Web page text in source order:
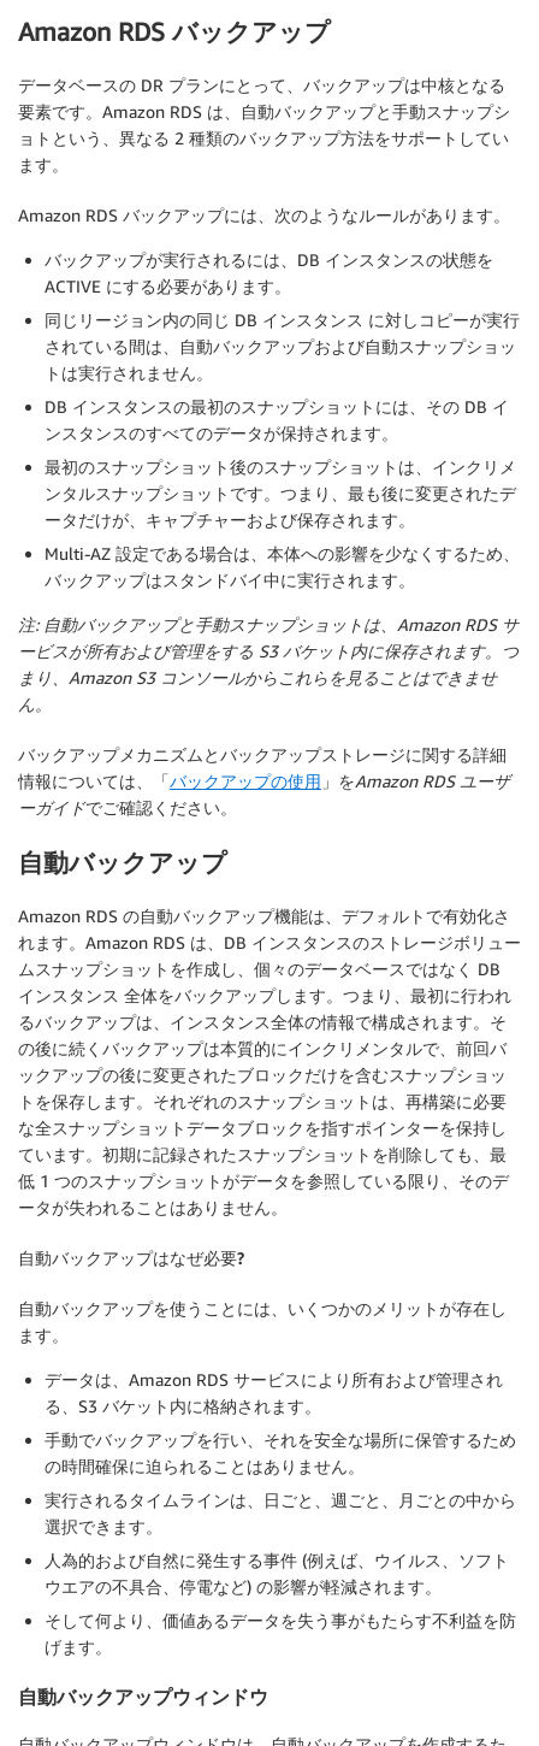
Amazon RDS バックアップ
データベースの DR プランにとって、バックアップは中核となる
要素です。Amazon RDS は、自動バックアップと手動スナップシ
ョトという、異なる 2 種類のバックアップ方法をサポートしてい
ます。
Amazon RDS バックアップには、次のようなルールがあります。
バックアップが実行されるには、DB インスタンスの状態を
ACTIVE にする必要があります。
同じリージョン内の同じ DB インスタンス に対しコピーが実行
されている間は、自動バックアップおよび自動スナップショッ
トは実行されません。
DB インスタンスの最初のスナップショットには、その DB イ
ンスタンスのすべてのデータが保持されます。
最初のスナップショット後のスナップショットは、インクリメ
ンタルスナップショットです。つまり、最も後に変更されたデ
ータだけが、キャプチャーおよび保存されます。
Multi-AZ 設定である場合は、本体への影響を少なくするため、
バックアップはスタンドバイ中に実行されます。
注: 自動バックアップと手動スナップショットは、Amazon RDS サ
ービスが所有および管理をする S3 バケット内に保存されます。つ
まり、Amazon S3 コンソールからこれらを見ることはできませ
ん。
バックアップメカニズムとバックアップストレージに関する詳細
情報については、「バックアップの使用 」をAmazon RDS ユーザ
ーガイドでご確認ください。
自動バックアップ
Amazon RDS の自動バックアップ機能は、デフォルトで有効化さ
れます。Amazon RDS は、DB インスタンスのストレージボリュー
ムスナップショットを作成し、個々のデータベースではなく DB
インスタンス 全体をバックアップします。つまり、最初に行われ
るバックアップは、インスタンス全体の情報で構成されます。そ
の後に続くバックアップは本質的にインクリメンタルで、前回バ
ックアップの後に変更されたブロックだけを含むスナップショッ
トを保存します。それぞれのスナップショットは、再構築に必要
な全スナップショットデータブロックを指すポインターを保持し
ています。初期に記録されたスナップショットを削除しても、最
低 1 つのスナップショットがデータを参照している限り、そのデ
ータが失われることはありません。
自動バックアップはなぜ必要?
自動バックアップを使うことには、いくつかのメリットが存在し
ます。
データは、Amazon RDS サービスにより所有および管理され
る、S3 バケット内に格納されます。
手動でバックアップを行い、それを安全な場所に保管するため
の時間確保に迫られることはありません。
実行されるタイムラインは、日ごと、週ごと、月ごとの中から
選択できます。
人為的および自然に発生する事件 (例えば、ウイルス、ソフト
ウエアの不具合、停電など) の影響が軽減されます。
そして何より、価値あるデータを失う事がもたらす不利益を防
げます。
自動バックアップウィンドウ